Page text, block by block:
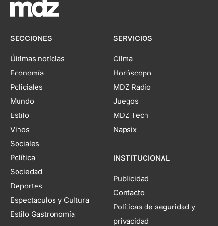
SECCIONES
Últimas noticias
Economía
Policiales
Mundo
Estilo
Vinos
Sociales
Política
Sociedad
Deportes
Espectáculos y Cultura
Estilo Gastronomía
SERVICIOS
Clima
Horóscopo
MDZ Radio
Juegos
MDZ Tech
Napsix
INSTITUCIONAL
Publicidad
Contacto
Políticas de seguridad y
privacidad